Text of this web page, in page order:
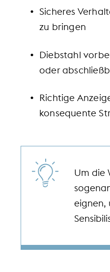
Sicheres
zu bringen
Diebstahl
oder
Richtige
konsequente
Um die
eignen,